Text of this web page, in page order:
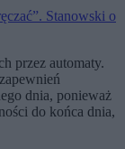
Stanowski o
przez automaty.
dnia, ponieważ
do końca dnia,